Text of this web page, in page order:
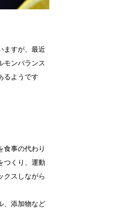
ますが、最近
モンバランス
るようです
食事の代わり
つくり、運動
クスしながら
、添加物など